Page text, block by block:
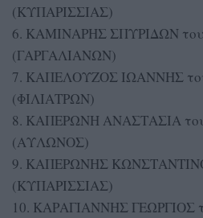
(ΚΥΠΑΡΙΣΣΙΑΣ)
6. ΚΑΜΙΝΑΡΗΣ ΣΠΥΡΙΔΩΝ
(ΓΑΡΓΑΛΙΑΝΩΝ)
7. ΚΑΠΕΛΟΥΖΟΣ ΙΩΑΝΝΗΣ
(ΦΙΛΙΑΤΡΩΝ)
8. ΚΑΠΕΡΩΝΗ ΑΝΑΣΤΑΣΙΑ
(ΑΥΛΩΝΟΣ)
9. ΚΑΠΕΡΩΝΗΣ
(ΚΥΠΑΡΙΣΣΙΑΣ)
10. ΚΑΡΑΓΙΑΝΝΗΣ ΓΕΩΡΓΙΟΣ